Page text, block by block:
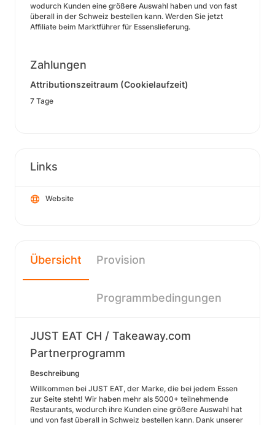
wodurch Kunden eine größere Auswahl haben und von fast
überall in der Schweiz bestellen kann. Werden Sie jetzt
Affiliate beim Marktführer für Essenslieferung.
Zahlungen
Attributionszeitraum (Cookielaufzeit)
7 Tage
Links
Website
Übersicht Provision
Programmbedingungen
JUST EAT CH / Takeaway.com
Partnerprogramm
Beschreibung
Willkommen bei JUST EAT, der Marke, die bei jedem Essen
zur Seite steht! Wir haben mehr als 5000+ teilnehmende
Restaurants, wodurch ihre Kunden eine größere Auswahl hat
und von fast überall in Schweiz bestellen kann. Dank unserer